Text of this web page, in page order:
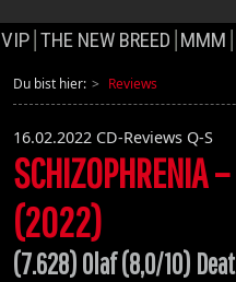
VIP THE NEW BREED MMM
Du bist hier: Reviews
16.02.2022 CD-Reviews Q-S
(2022)
(7.628) Olaf (8,0/10)